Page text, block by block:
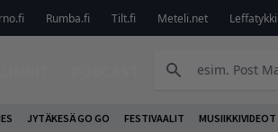
Rumba.fi Tilt.fi Meteli.net
JYTÄKESÄ GO GO FESTIVAALIT MUSIIKKIVIDEOT